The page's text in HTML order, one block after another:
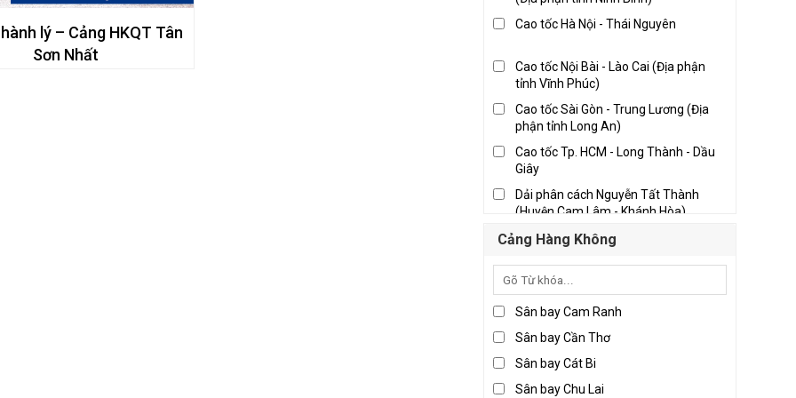
Nghệ An
Thanh Hóa
Bến Tre
Đồng Nai
Long An
Thành phố Hồ Chí Minh
Tiền Giang
Vĩnh Long
Cao tốc Hà Nội - Thái Nguyên
Cao tốc Nội Bài - Lào Cai (Địa phận
tỉnh Vĩnh Phúc)
Cao tốc Sài Gòn - Trung Lương (Địa
phận tỉnh Long An)
Cao tốc Tp. HCM - Long Thành - Dầu
Giây
Dải phân cách Nguyễn Tất Thành
(Huyện Cam Lâm - Khánh Hòa)
Pháp Vân - Cầu Giẽ
Quốc lộ 10 địa phận Hải Phòng
Quốc lộ 10, Nam Định - Thái Bình
Quốc lộ 1A, Đà Nẵng - Tam Kỳ (Địa
phận tỉnh Quảng Nam)
Cảng Hàng Không
Sân bay Cam Ranh
Sân bay Cần Thơ
Sân bay Cát Bi
Sân bay Chu Lai
lý – Cảng HKQT Tân
Sơn Nhất